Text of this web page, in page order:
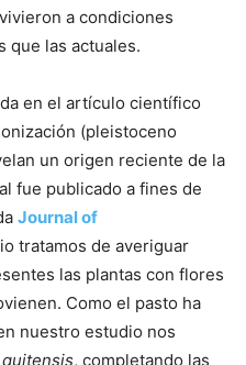
a condiciones
que las actuales.
en el artículo científico
(pleistoceno
un origen reciente de la
fue publicado a fines de
Journal of
tratamos de averiguar
las plantas con flores
Como el pasto ha
nuestro estudio nos
, completando las